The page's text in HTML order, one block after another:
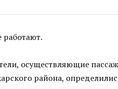
осуществляющие
района,